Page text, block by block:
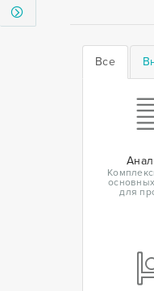
Все
для